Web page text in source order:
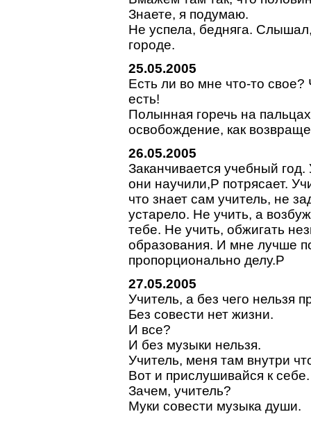
Знаете, я подумаю.
Не успела, бедняга.
городе.
25.05.2005
Есть ли во мне что-то
есть!
Полынная горечь на
освобождение, как
26.05.2005
Заканчивается учебный
они научили,P потрясает.
что знает сам учитель, не
устарело. Не учить, а
тебе. Не учить, обжигать
образования. И мне лучше
пропорционально делу.P
27.05.2005
Учитель, а без чего нельзя
Без совести нет жизни.
И все?
И без музыки нельзя.
Учитель, меня там внутри
Вот и прислушивайся к себе.
Зачем, учитель?
Муки совести музыка души.